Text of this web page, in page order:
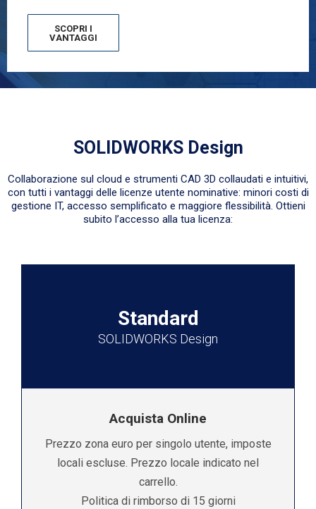
SCOPRI I
VANTAGGI
SOLIDWORKS Design
Collaborazione sul cloud e strumenti CAD 3D collaudati e intuitivi,
con tutti i vantaggi delle licenze utente nominative: minori costi di
gestione IT, accesso semplificato e maggiore flessibilità. Ottieni
subito l’accesso alla tua licenza:
Standard
SOLIDWORKS Design
Acquista Online
Prezzo zona euro per singolo utente, imposte
locali escluse. Prezzo locale indicato nel
carrello.
Politica di rimborso di 15 giorni